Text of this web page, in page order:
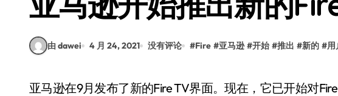
由 dawei 4 月 24, 2021 没有评论 #Fire #亚马逊 #开始 #推出 #新的 #用
亚马逊在9月发布了新的Fire TV界面。现在，它已开始对Fire TV Stick(第三代)和Fire TV Stick Lite进